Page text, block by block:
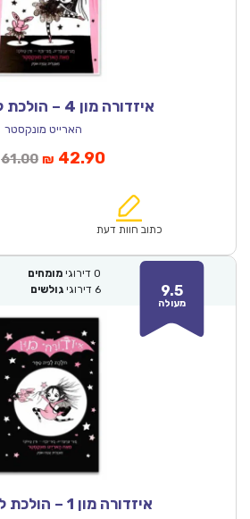
איזדורה מון 4 – הולכת למופע בלט
הארייט מונקסטר
61.00המחיר
₪61.00.
₪ 42.90המחיר
הוא:
כתוב חוות דעת
9.5
מעולה
0 דירוגי מומחים
6 דירוגי גולשים
איזדורה מון 1 – הולכת לבית הספר